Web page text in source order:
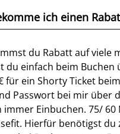
ich einen
du Rabatt auf
einfach beim Buchen
für ein Shorty Ticket
Passwort bei mir über
Einbuchen. 75/
Hierfür benötigst du